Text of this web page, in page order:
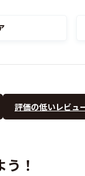
評価の低いレビュ
！